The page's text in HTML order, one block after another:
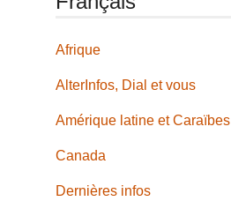
Afrique
AlterInfos, Dial et vous
Amérique latine et Caraïbes
Canada
Dernières infos